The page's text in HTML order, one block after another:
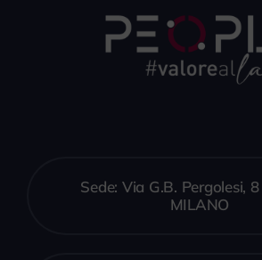
Sede: Via G.B. Pergolesi,
MILANO